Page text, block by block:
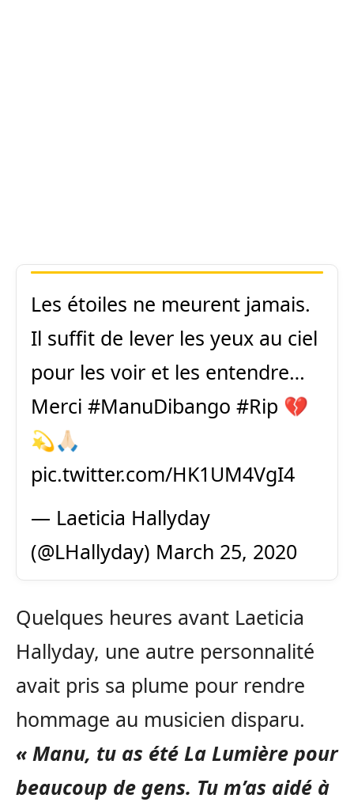
Les étoiles ne meurent jamais.
Il suffit de lever les yeux au ciel
pour les voir et les entendre…
Merci #ManuDibango #Rip 💔
💫🙏🏻
pic.twitter.com/HK1UM4VgI4
— Laeticia Hallyday
(@LHallyday) March 25, 2020
Quelques heures avant Laeticia
Hallyday, une autre personnalité
avait pris sa plume pour rendre
hommage au musicien disparu.
« Manu, tu as été La Lumière pour
beaucoup de gens. Tu m’as aidé à